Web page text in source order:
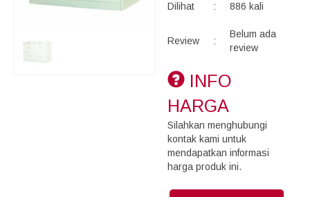
Dilihat : 886 kali
Review :
Belum ada
review
INFO
HARGA
Silahkan menghubungi
kontak kami untuk
mendapatkan informasi
harga produk ini.